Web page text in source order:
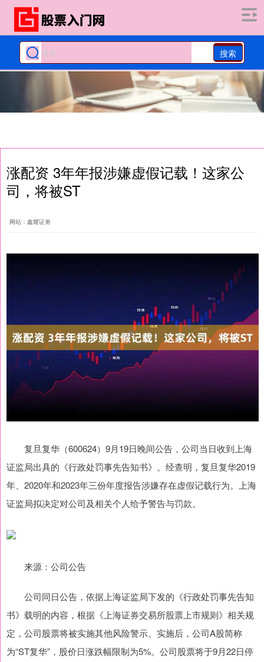
搜索
涨配资 3年年报涉嫌虚假记载！这家公
司，将被ST
网站：鑫耀证劵
复旦复华（600624）9月19日晚间公告，公司当日收到上海
证监局出具的《行政处罚事先告知书》。经查明，复旦复华2019
年、2020年和2023年三份年度报告涉嫌存在虚假记载行为。上海
证监局拟决定对公司及相关个人给予警告与罚款。
来源：公司公告
公司同日公告，依据上海证监局下发的《行政处罚事先告知
书》载明的内容，根据《上海证券交易所股票上市规则》相关规
定，公司股票将被实施其他风险警示。实施后，公司A股简称
为“ST复华”，股价日涨跌幅限制为5%。公司股票将于9月22日停